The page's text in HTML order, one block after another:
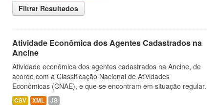
Filtrar Resultados
Atividade Econômica dos Agentes Cadastrados na
Ancine
Atividade econômica dos agentes cadastrados na Ancine, de
acordo com a Classificação Nacional de Atividades
Econômicas (CNAE), e que se encontram em situação regular.
CSV XML JS